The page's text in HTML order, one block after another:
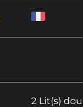
2 Lit(s)